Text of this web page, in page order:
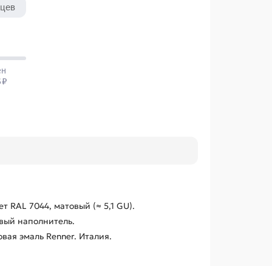
RAL 7044, матовый (≈ 5,1 GU).
наполнитель.
эмаль Renner. Италия.